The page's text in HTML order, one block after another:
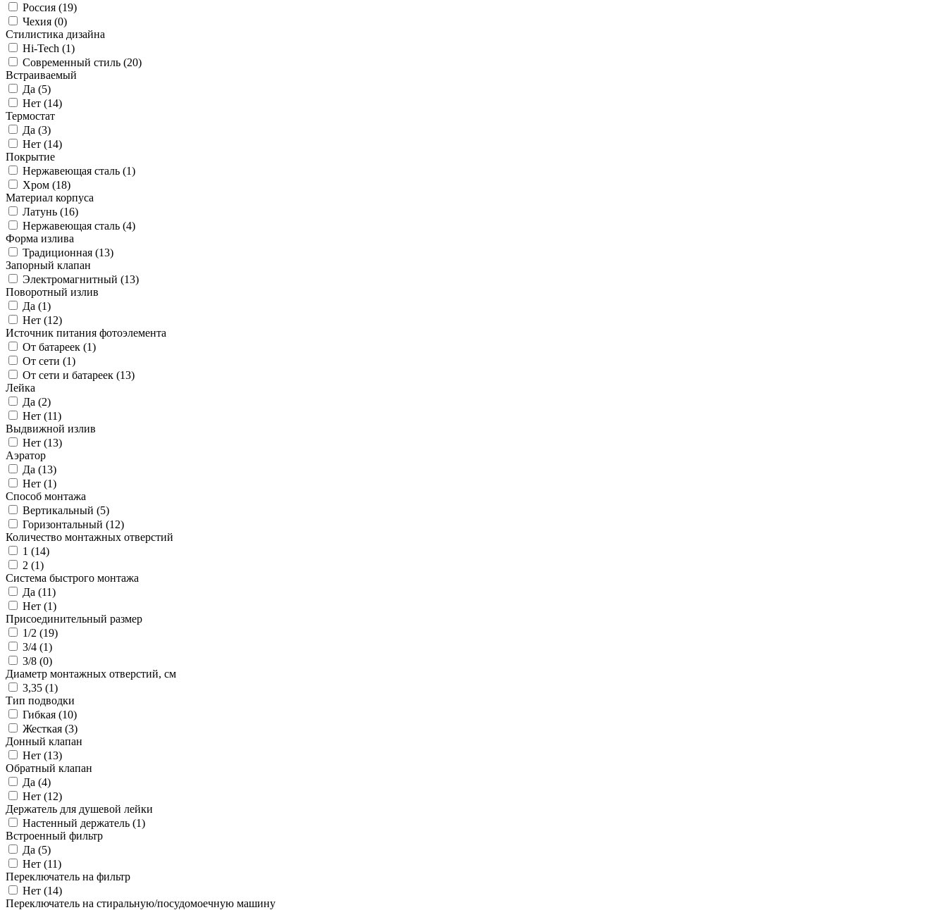
Россия (19)
Чехия (0)
Стилистика дизайна
Hi-Tech (1)
Современный стиль (20)
Встраиваемый
Да (5)
Нет (14)
Термостат
Да (3)
Нет (14)
Покрытие
Нержавеющая сталь (1)
Хром (18)
Материал корпуса
Латунь (16)
Нержавеющая сталь (4)
Форма излива
Традиционная (13)
Запорный клапан
Электромагнитный (13)
Поворотный излив
Да (1)
Нет (12)
Источник питания фотоэлемента
От батареек (1)
От сети (1)
От сети и батареек (13)
Лейка
Да (2)
Нет (11)
Выдвижной излив
Нет (13)
Аэратор
Да (13)
Нет (1)
Способ монтажа
Вертикальный (5)
Горизонтальный (12)
Количество монтажных отверстий
1 (14)
2 (1)
Система быстрого монтажа
Да (11)
Нет (1)
Присоединительный размер
1/2 (19)
3/4 (1)
3/8 (0)
Диаметр монтажных отверстий, см
3,35 (1)
Тип подводки
Гибкая (10)
Жесткая (3)
Донный клапан
Нет (13)
Обратный клапан
Да (4)
Нет (12)
Держатель для душевой лейки
Настенный держатель (1)
Встроенный фильтр
Да (5)
Нет (11)
Переключатель на фильтр
Нет (14)
Переключатель на стиральную/посудомоечную машину